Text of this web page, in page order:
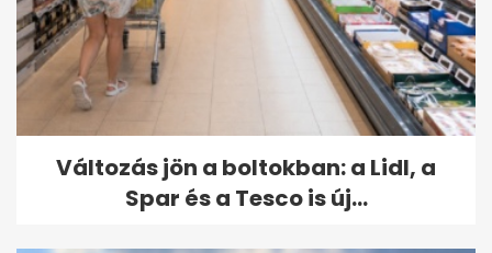
Változás jön a boltokban: a Lidl, a
Spar és a Tesco is új...